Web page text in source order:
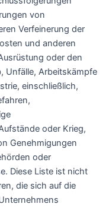
von
Verfeinerung der
und anderen
oder den
Unfälle, Arbeitskämpfe
einschließlich,
oder Krieg,
Genehmigungen
oder
Diese Liste ist nicht
die sich auf die